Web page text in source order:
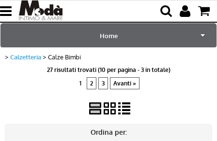
Home
per Lui
Sciarpe e Accessori
Mare e Piscina
Calzetteria Calze Bimbi
27 risultati trovati (10 per pagina - 3 in totale)
1
2 3 Avanti »
Ordina per: